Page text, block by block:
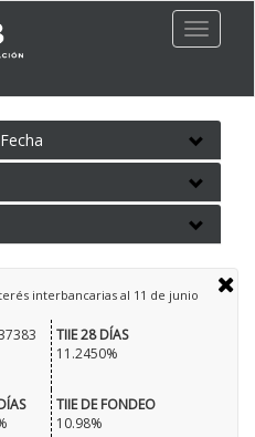
Toggle
interbancarias al 11 de junio
TIIE 28 DÍAS
11.2450%
TIIE DE FONDEO
10.98%